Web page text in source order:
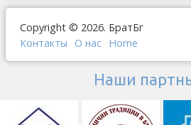
Copyright © 2026. БратБг
Контакты
О наc Home
Наши